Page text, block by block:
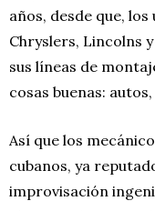
años, desde que,
Chryslers, Lincolns
sus líneas de
cosas buenas:
Así que los
cubanos, ya
improvisación